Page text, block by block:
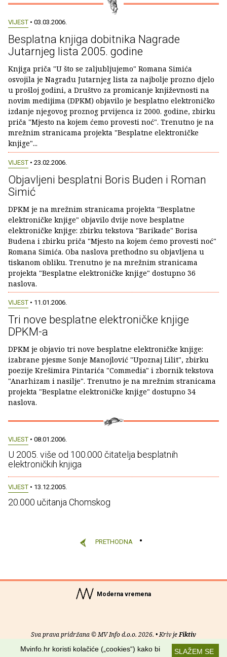
VIJEST • 03.03.2006.
Besplatna knjiga dobitnika Nagrade
Jutarnjeg lista 2005. godine
Knjiga priča "U što se zaljubljujemo" Romana Simića
osvojila je Nagradu Jutarnjeg lista za najbolje prozno djelo
u prošloj godini, a Društvo za promicanje književnosti na
novim medijima (DPKM) objavilo je besplatno elektroničko
izdanje njegovog proznog prvijenca iz 2000. godine, zbirku
priča "Mjesto na kojem ćemo provesti noć". Trenutno je na
mrežnim stranicama projekta "Besplatne elektroničke
knjige"...
VIJEST • 23.02.2006.
Objavljeni besplatni Boris Buden i Roman
Simić
DPKM je na mrežnim stranicama projekta "Besplatne
elektroničke knjige" objavilo dvije nove besplatne
elektroničke knjige: zbirku tekstova "Barikade" Borisa
Budena i zbirku priča "Mjesto na kojem ćemo provesti noć"
Romana Simića. Oba naslova prethodno su objavljena u
tiskanom obliku. Trenutno je na mrežnim stranicama
projekta "Besplatne elektroničke knjige" dostupno 36
naslova.
VIJEST • 11.01.2006.
Tri nove besplatne elektroničke knjige
DPKM-a
DPKM je objavio tri nove besplatne elektroničke knjige:
izabrane pjesme Sonje Manojlović "Upoznaj Lilit", zbirku
poezije Krešimira Pintarića "Commedia" i zbornik tekstova
"Anarhizam i nasilje". Trenutno je na mrežnim stranicama
projekta "Besplatne elektroničke knjige" dostupno 34
naslova.
VIJEST • 08.01.2006.
U 2005. više od 100.000 čitatelja besplatnih
elektroničkih knjiga
VIJEST • 13.12.2005.
20.000 učitanja Chomskog
PRETHODNA
Moderna vremena
Sva prava pridržana © MV Info d.o.o. 2026. • Kriv jeFiktiv
Uvjeti korištenja RSS kanaliSLAŽEM SE
Mvinfo.hr koristi kolačiće („cookies“) kako bi